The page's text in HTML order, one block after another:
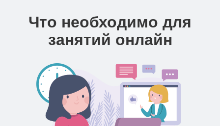
Что необходимо для
занятий онлайн